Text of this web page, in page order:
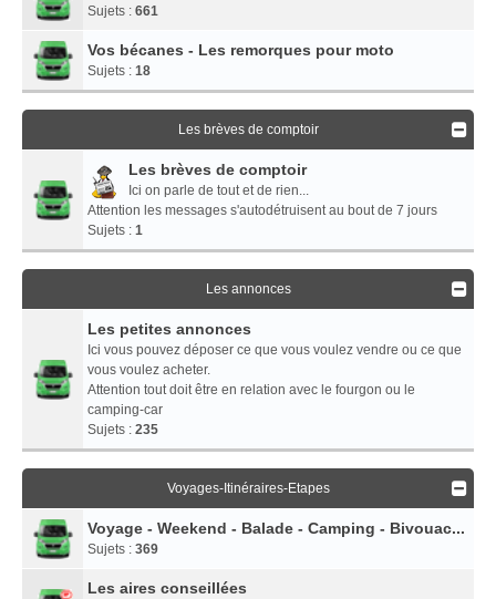
Sujets : 661
Vos bécanes - Les remorques pour moto
Sujets : 18
Les brèves de comptoir
Les brèves de comptoir
Ici on parle de tout et de rien...
Attention les messages s'autodétruisent au bout de 7 jours
Sujets : 1
Les annonces
Les petites annonces
Ici vous pouvez déposer ce que vous voulez vendre ou ce que
vous voulez acheter.
Attention tout doit être en relation avec le fourgon ou le
camping-car
Sujets : 235
Voyages-Itinéraires-Etapes
Voyage - Weekend - Balade - Camping - Bivouac...
Sujets : 369
Les aires conseillées